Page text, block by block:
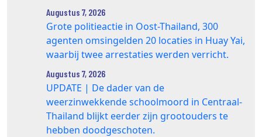
Augustus 7, 2026
Grote politieactie in Oost-Thailand, 300
agenten omsingelden 20 locaties in Huay Yai,
waarbij twee arrestaties werden verricht.
Augustus 7, 2026
UPDATE | De dader van de
weerzinwekkende schoolmoord in Centraal-
Thailand blijkt eerder zijn grootouders te
hebben doodgeschoten.